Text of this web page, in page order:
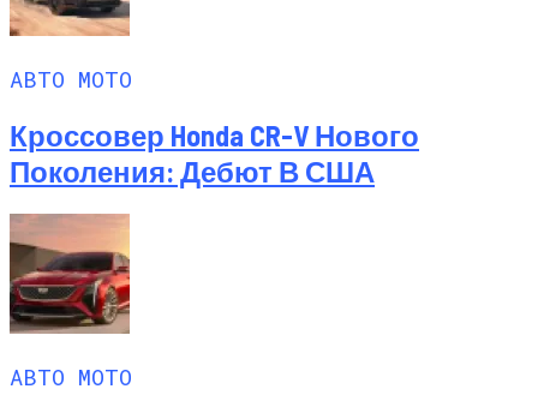
АВТО МОТО
Кроссовер Honda CR-V Нового
Поколения: Дебют В США
АВТО МОТО